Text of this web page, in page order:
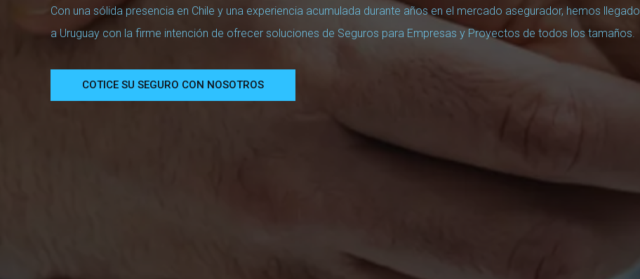
Con una sólida presencia en Chile y una experiencia acumulada durante años en el mercado asegurador, hemos llegado
a Uruguay con la firme intención de ofrecer soluciones de Seguros para Empresas y Proyectos de todos los tamaños.
COTICE SU SEGURO CON NOSOTROS